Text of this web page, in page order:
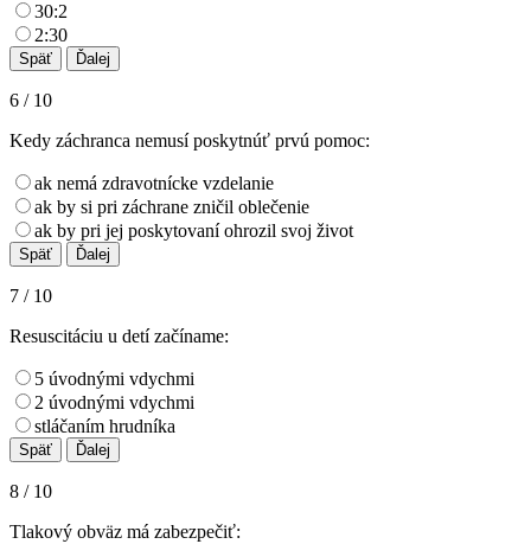
30:2
2:30
6 / 10
Kedy záchranca nemusí poskytnúť prvú pomoc:
ak nemá zdravotnícke vzdelanie
ak by si pri záchrane zničil oblečenie
ak by pri jej poskytovaní ohrozil svoj život
7 / 10
Resuscitáciu u detí začíname:
5 úvodnými vdychmi
2 úvodnými vdychmi
stláčaním hrudníka
8 / 10
Tlakový obväz má zabezpečiť: